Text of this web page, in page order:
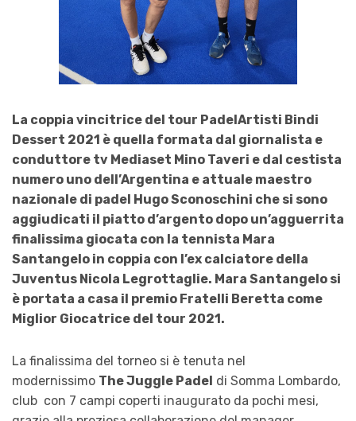
La coppia vincitrice del tour PadelArtisti Bindi
Dessert 2021 è quella formata dal giornalista e
conduttore tv Mediaset Mino Taveri e dal cestista
numero uno dell’Argentina e attuale maestro
nazionale di padel Hugo Sconoschini che si sono
aggiudicati il piatto d’argento dopo un’agguerrita
finalissima giocata con la tennista Mara
Santangelo in coppia con l’ex calciatore della
Juventus Nicola Legrottaglie. Mara Santangelo si
è portata a casa il premio Fratelli Beretta come
Miglior Giocatrice del tour 2021.
La finalissima del torneo si è tenuta nel
modernissimo The Juggle Padel di Somma Lombardo,
club con 7 campi coperti inaugurato da pochi mesi,